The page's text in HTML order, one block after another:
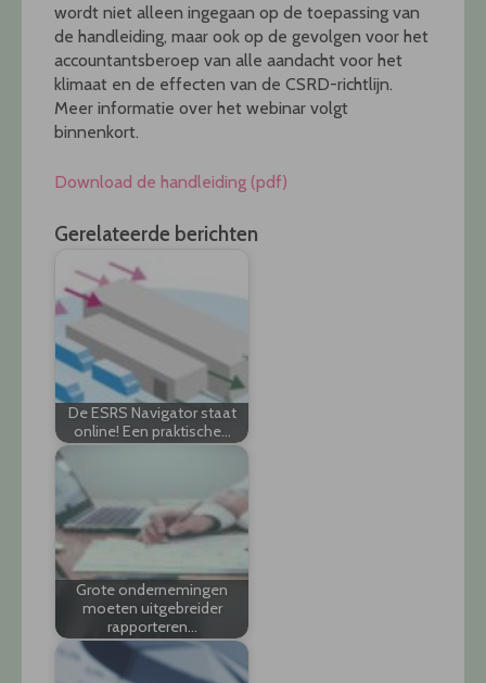
wordt niet alleen ingegaan op de toepassing van
de handleiding, maar ook op de gevolgen voor het
accountantsberoep van alle aandacht voor het
klimaat en de effecten van de CSRD-richtlijn.
Meer informatie over het webinar volgt
binnenkort.
Download de handleiding (pdf)
Gerelateerde berichten
De ESRS Navigator staat
online! Een praktische…
Grote ondernemingen
moeten uitgebreider
rapporteren…